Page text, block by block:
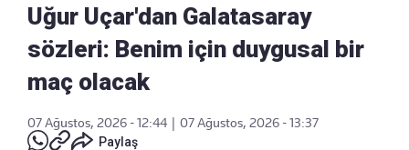
Uğur Uçar'dan Galatasaray
sözleri: Benim için duygusal bir
maç olacak
07 Ağustos, 2026 - 12:44
07 Ağustos, 2026 - 13:37
Paylaş